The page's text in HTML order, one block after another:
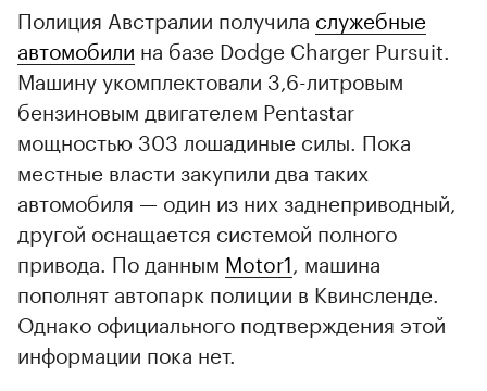
Полиция Австралии получила служебные
автомобили на базе Dodge Charger Pursuit.
Машину укомплектовали 3,6-литровым
бензиновым двигателем Pentastar
мощностью 303 лошадиные силы. Пока
местные власти закупили два таких
автомобиля — один из них заднеприводный,
другой оснащается системой полного
привода. По данным Motor1 , машина
пополнят автопарк полиции в Квинсленде.
Однако официального подтверждения этой
информации пока нет.